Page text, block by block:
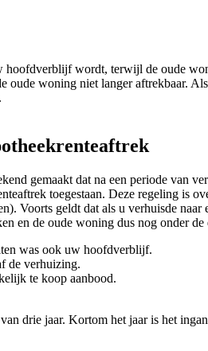
hoofdverblijf wordt, terwijl de oude
oude woning niet langer aftrekbaar.
gemaakt dat na een periode van
toegestaan. Deze regeling is
Voorts geldt dat als u verhuisde
en de oude woning dus nog onder
was ook uw hoofdverblijf.
de verhuizing.
te koop aanbood.
drie jaar. Kortom het jaar is het